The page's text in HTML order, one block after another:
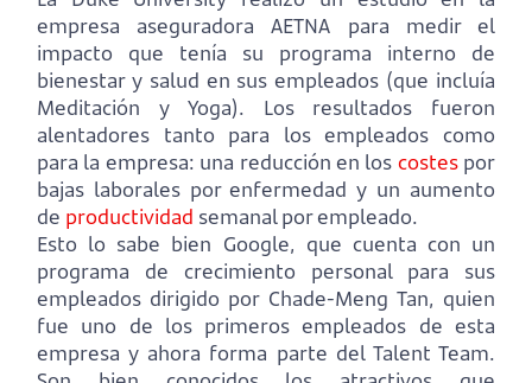
empresa aseguradora AETNA para medir el
impacto que tenía su programa interno de
bienestar y salud en sus empleados (que incluía
Meditación y Yoga). Los resultados fueron
alentadores tanto para los empleados como
para la empresa: una reducción en los costespor
bajas laborales por enfermedad y un aumento
de productividad semanal por empleado.
Esto lo sabe bien Google, que cuenta con un
programa de crecimiento personal para sus
empleados dirigido por Chade-Meng Tan, quien
fue uno de los primeros empleados de esta
empresa y ahora forma parte del Talent Team.